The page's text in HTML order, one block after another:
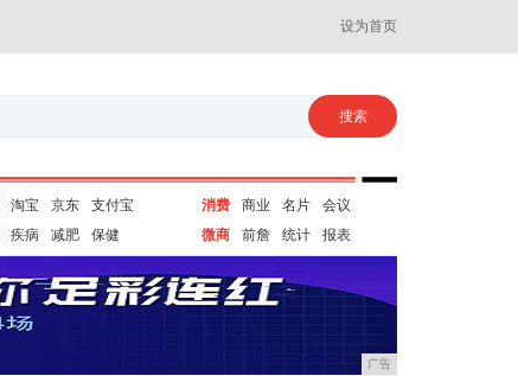
设为首页
淘宝 京东
支付宝
疾病 减肥 保健
消费 商业 名片
会议
微商
前詹 统计 报表
广告